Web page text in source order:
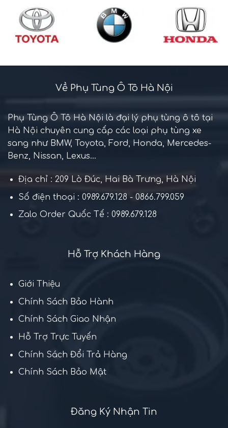
Về Phụ Tùng Ô Tô Hà Nội
Phụ Tùng Ô Tô Hà Nội là đại lý phụ tùng ô tô tại
Hà Nội chuyên cung cấp các loại phụ tùng xe
sang như BMW, Toyota, Ford, Honda, Mercedes-
Benz, Nissan, Lexus...
Địa chỉ : 209 Lò Đúc, Hai Bà Trưng, Hà Nội
Số điện thoại : 0989.679.128 - 0866.799.059
Zalo Order Quốc Tế : 0989.679.128
Hỗ Trợ Khách Hàng
Giới Thiệu
Chính Sách Bảo Hành
Chính Sách Giao Nhận
Hỗ Trợ Trực Tuyến
Chính Sách Đổi Trả Hàng
Chính Sách Bảo Mật
Đăng Ký Nhận Tin